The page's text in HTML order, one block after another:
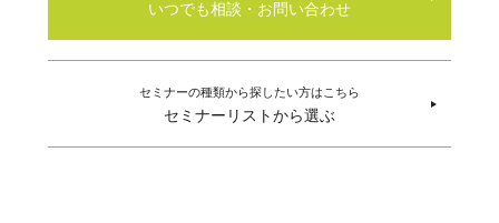
いつでも相談・お問い合わせ
セミナーの種類から探したい方はこちら
セミナーリストから選ぶ